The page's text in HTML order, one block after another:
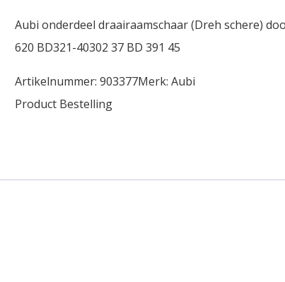
Aubi onderdeel draairaamschaar (Dreh schere)
620 BD321-40302 37 BD 391 45
Artikelnummer: 903377Merk: Aubi
Product Bestelling